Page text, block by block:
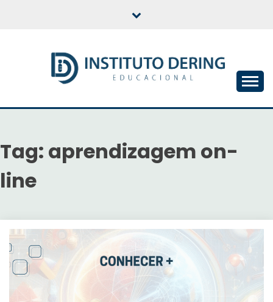
INSTITUTO DERING
EDUCACIONAL
Tag: aprendizagem on-
line